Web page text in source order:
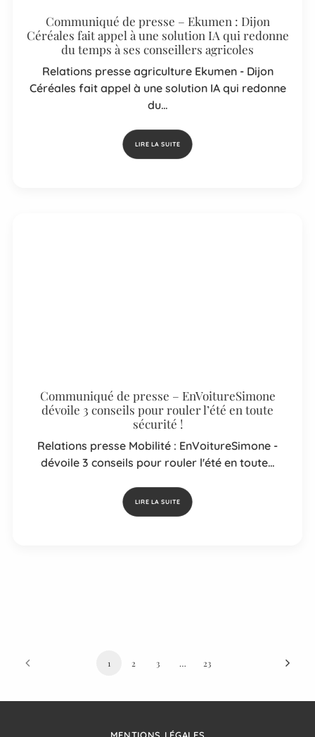
Communiqué de presse – Ekumen : Dijon
Céréales fait appel à une solution IA qui redonne
du temps à ses conseillers agricoles
Relations presse agriculture Ekumen - Dijon
Céréales fait appel à une solution IA qui redonne
du…
LIRE LA SUITE
Communiqué de presse – EnVoitureSimone
dévoile 3 conseils pour rouler l’été en toute
sécurité !
Relations presse Mobilité : EnVoitureSimone -
dévoile 3 conseils pour rouler l'été en toute…
LIRE LA SUITE
1 2 3 … 23